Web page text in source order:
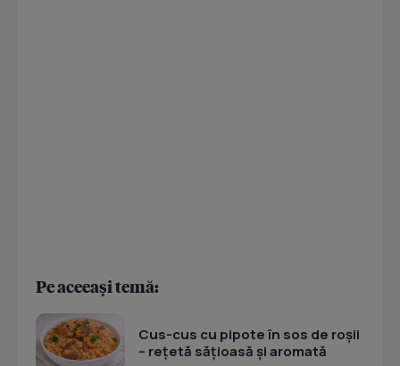
Pe aceeași temă:
Cus-cus cu pipote în sos de roșii
– rețetă sățioasă și aromată